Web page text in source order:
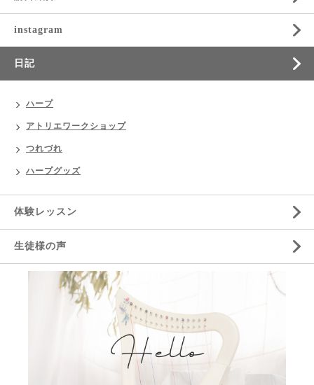
instagram
日記
ハープ
アトリエワークショップ
つれづれ
ハープグッズ
体験レッスン
生徒様の声